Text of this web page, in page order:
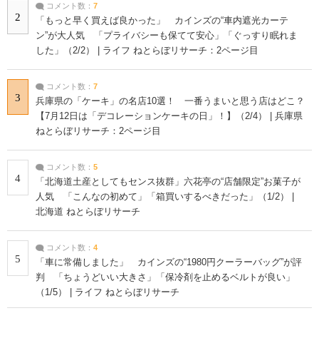
2
コメント数： 7
「もっと早く買えば良かった」 カインズの“車内遮光カーテ
ン”が大人気 「プライバシーも保てて安心」「ぐっすり眠れま
した」（2/2） | ライフ ねとらぼリサーチ：2ページ目
3
コメント数： 7
兵庫県の「ケーキ」の名店10選！ 一番うまいと思う店はどこ？
【7月12日は「デコレーションケーキの日」！】（2/4） | 兵庫県
ねとらぼリサーチ：2ページ目
4
コメント数： 5
「北海道土産としてもセンス抜群」六花亭の“店舗限定”お菓子が
人気 「こんなの初めて」「箱買いするべきだった」（1/2） |
北海道 ねとらぼリサーチ
5
コメント数： 4
「車に常備しました」 カインズの“1980円クーラーバッグ”が評
判 「ちょうどいい大きさ」「保冷剤を止めるベルトが良い」
（1/5） | ライフ ねとらぼリサーチ